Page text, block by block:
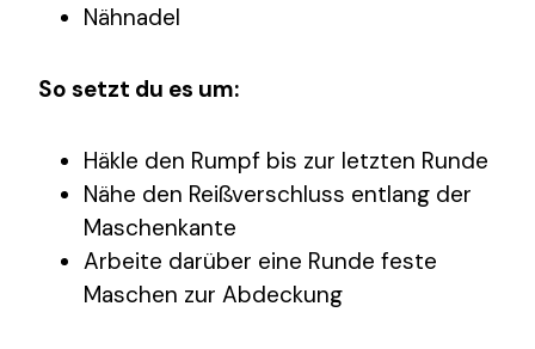
Nähnadel
So setzt du es um:
Häkle den Rumpf bis zur letzten Runde
Nähe den Reißverschluss entlang der
Maschenkante
Arbeite darüber eine Runde feste
Maschen zur Abdeckung